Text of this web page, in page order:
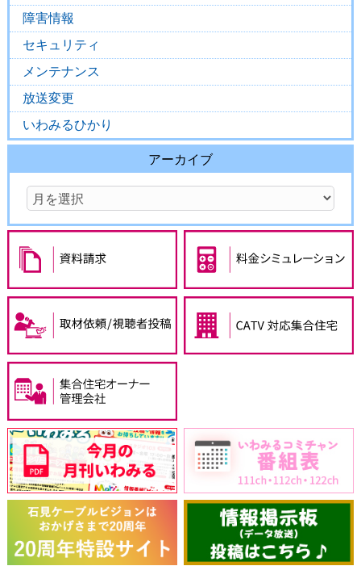
障害情報
セキュリティ
メンテナンス
放送変更
いわみるひかり
アーカイブ